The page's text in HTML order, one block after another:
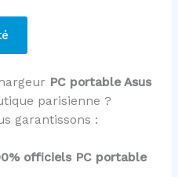
PC portable Asus
parisienne ?
garantissons :
officiels PC portable